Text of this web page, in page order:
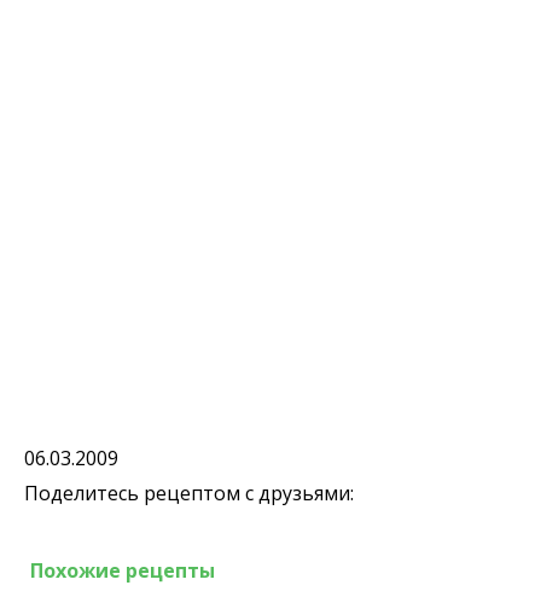
06.03.2009
Поделитесь рецептом с друзьями:
Похожие рецепты